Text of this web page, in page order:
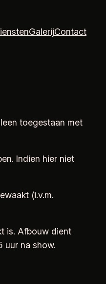
GalerijContact
toegestaan met
Indien hier niet
(i.v.m.
is. Afbouw dient
uur na show.